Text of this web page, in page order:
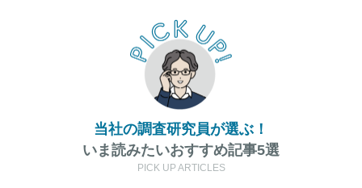
当社の調査研究員が選ぶ！
いま読みたいおすすめ記事5選
PICK UP ARTICLES